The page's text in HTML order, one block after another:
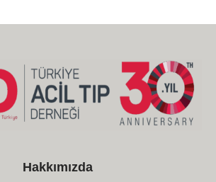
Hakkımızda